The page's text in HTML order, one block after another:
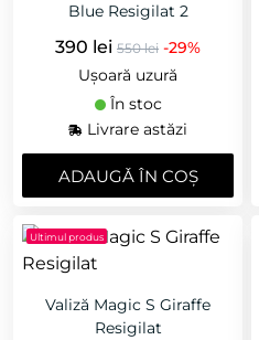
Blue Resigilat 2
390 lei 550 lei -29%
Ușoară uzură
În stoc
Livrare astăzi
ADAUGǍ ÎN COȘ
Ultimul produs
Valiză Magic S Giraffe
Resigilat